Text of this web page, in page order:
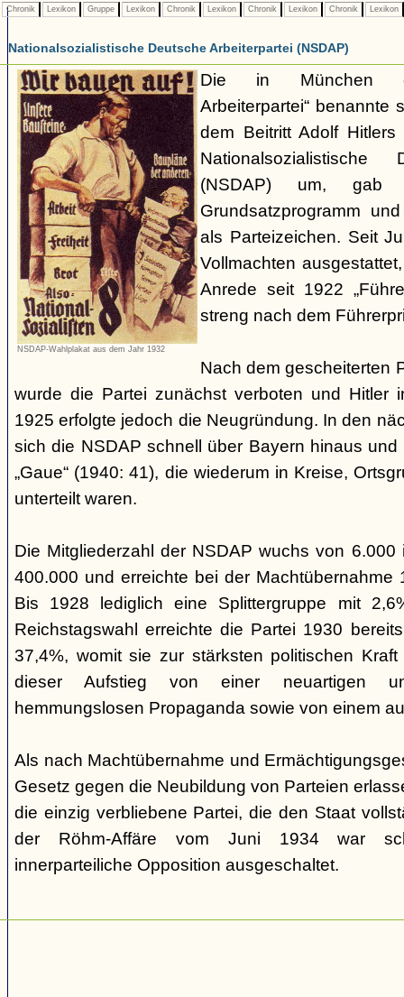
Chronik Lexikon Gruppe Lexikon Chronik Lexikon Chronik Lexikon Chronik Lexikon
Nationalsozialistische Deutsche Arbeiterpartei (NSDAP)
NSDAP-Wahlplakat aus dem Jahr 1932
Die in München
Arbeiterpartei“
dem Beitritt Adolf
Nationalsozialistische
(NSDAP) um, gab
Grundsatzprogramm
als Parteizeichen. Seit
Vollmachten
Anrede seit 1922
streng nach dem
Nach dem gescheiterten
wurde die Partei zunächst verboten und Hitler
1925 erfolgte jedoch die Neugründung. In den
sich die NSDAP schnell über Bayern hinaus
„Gaue“ (1940: 41), die wiederum in Kreise,
unterteilt waren.
Die Mitgliederzahl der NSDAP wuchs von
400.000 und erreichte bei der Machtübernahme
Bis 1928 lediglich eine Splittergruppe mit
Reichstagswahl erreichte die Partei 1930
37,4%, womit sie zur stärksten politischen
dieser Aufstieg von einer neuartigen
hemmungslosen Propaganda sowie von einem
Als nach Machtübernahme und
Gesetz gegen die Neubildung von Parteien
die einzig verbliebene Partei, die den Staat
der Röhm-Affäre vom Juni 1934 war
innerparteiliche Opposition ausgeschaltet.